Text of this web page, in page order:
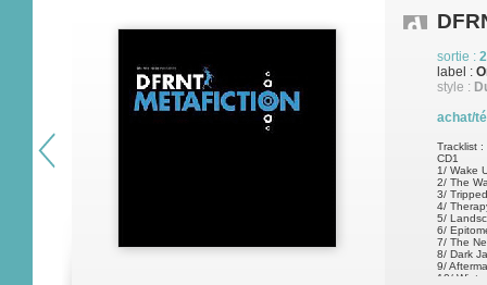
sortie :
label :
style :
achat/
Tracklist :
CD1
1/ Wake
2/ The
3/ Tripped
4/
5/
6/
7/ The
8/ Dark
9/
10/ Winter